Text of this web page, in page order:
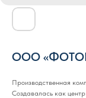
ООО
Производственная
Создавалась как